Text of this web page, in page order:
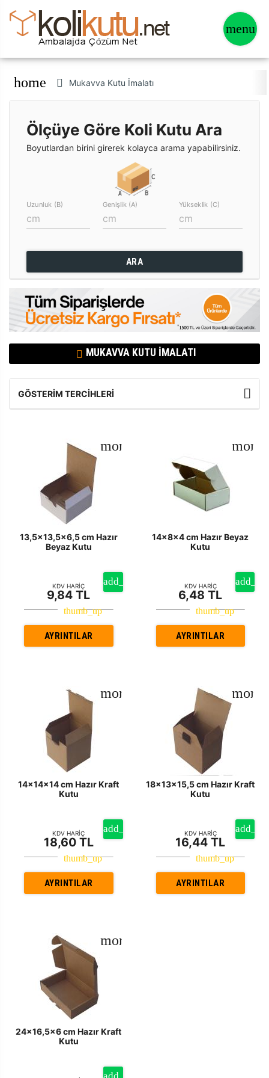
home Mukavva Kutu İmalatı
Ölçüye Göre Koli Kutu Ara
Boyutlardan birini girerek kolayca arama yapabilirsiniz.
Uzunluk (B) Genişlik (A) Yükseklik (C)
ARA
MUKAVVA KUTU İMALATI
GÖSTERIM TERCIHLERI
13,5x13,5x6,5 cm Hazır
Beyaz Kutu
KDV HARİÇ
9,84 TL
AYRINTILAR
14x8x4 cm Hazır Beyaz
Kutu
KDV HARİÇ
6,48 TL
AYRINTILAR
14x14x14 cm Hazır Kraft
Kutu
KDV HARİÇ
18,60 TL
AYRINTILAR
18x13x15,5 cm Hazır Kraft
Kutu
KDV HARİÇ
16,44 TL
AYRINTILAR
24x16,5x6 cm Hazır Kraft
Kutu